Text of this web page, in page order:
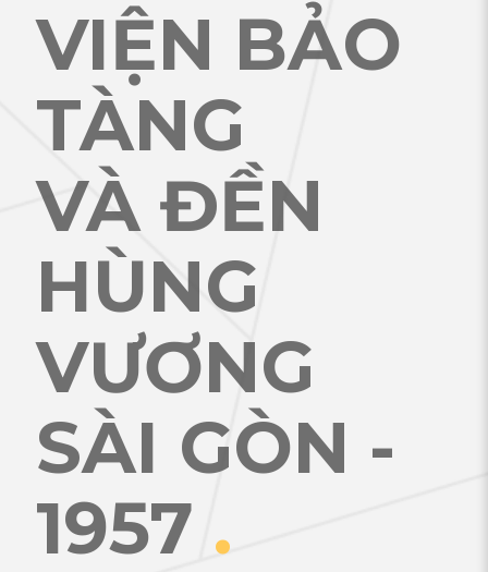
VIỆN BẢO
TÀNG
VÀ ĐỀN
HÙNG
VƯƠNG
SÀI GÒN -
1957 .